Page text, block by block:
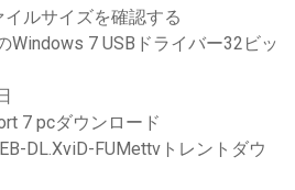
ルサイズを確認する
Windows 7 USBドライバー32ビッ
7 pcダウンロード
DL.XviD-FUMettvトレントダウ